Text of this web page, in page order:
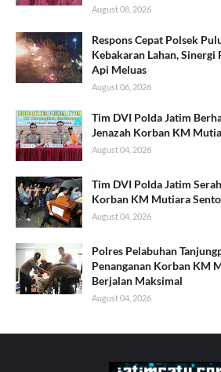
August 08, 2026
Respons Cepat Polsek
Kebakaran Lahan, Sinergi
Api Meluas
August 06, 2026
Tim DVI Polda Jatim
Jenazah Korban KM
August 04, 2026
Tim DVI Polda Jatim
Korban KM Mutiara
August 04, 2026
Polres Pelabuhan
Penanganan Korban KM
Berjalan Maksimal
August 04, 2026